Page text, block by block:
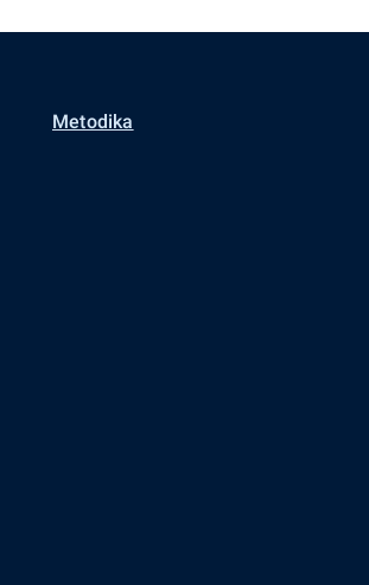
Metodika